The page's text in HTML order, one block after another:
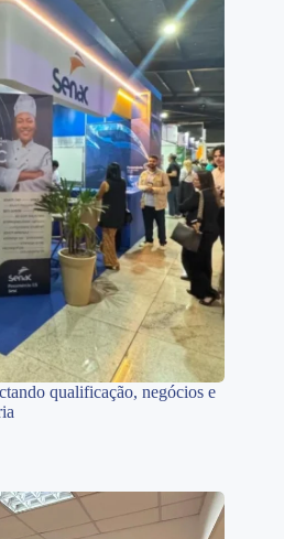
qualificação, negócios e